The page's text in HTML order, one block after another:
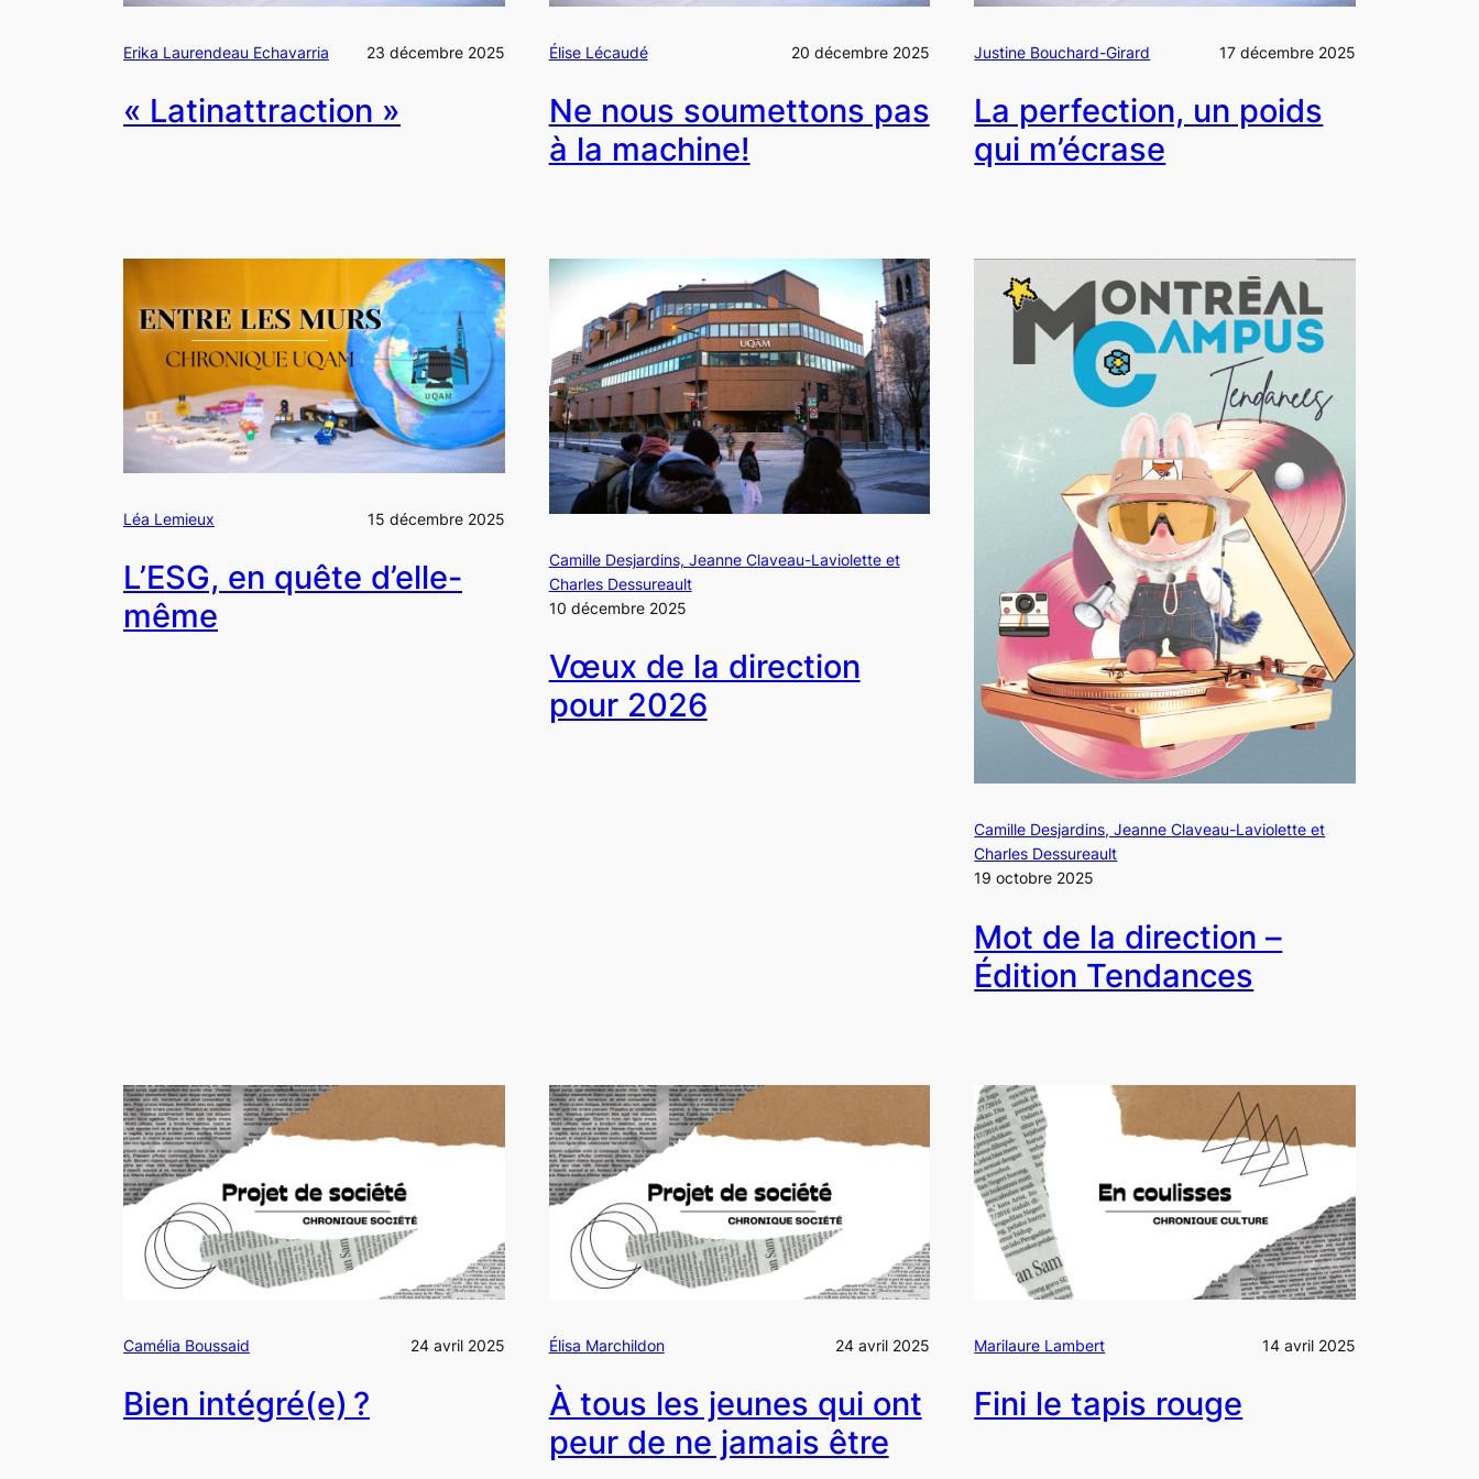
Erika Laurendeau Echavarria 23 décembre 2025
« Latinattraction »
Élise Lécaudé 20 décembre 2025
Ne nous soumettons pas
à la machine!
Justine Bouchard-Girard 17 décembre 2025
La perfection, un poids
qui m’écrase
Léa Lemieux 15 décembre 2025
L’ESG, en quête d’elle-
même
Camille Desjardins, Jeanne Claveau-Laviolette et
Charles Dessureault
10 décembre 2025
Vœux de la direction
pour 2026
Camille Desjardins, Jeanne Claveau-Laviolette et
Charles Dessureault
19 octobre 2025
Mot de la direction –
Édition Tendances
Camélia Boussaid 24 avril 2025
Bien intégré(e) ?
Élisa Marchildon 24 avril 2025
À tous les jeunes qui ont
peur de ne jamais être
Marilaure Lambert 14 avril 2025
Fini le tapis rouge